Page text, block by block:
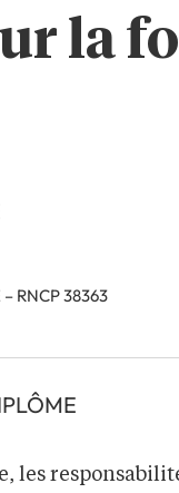
la
RNCP 38363
les